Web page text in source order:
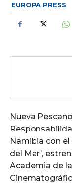
EUROPA PRESS
Nueva
Namibia con el
del Mar’,
Academia de